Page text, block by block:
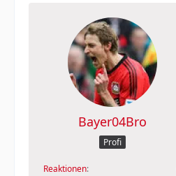
Bayer04Bro
Profi
Reaktionen